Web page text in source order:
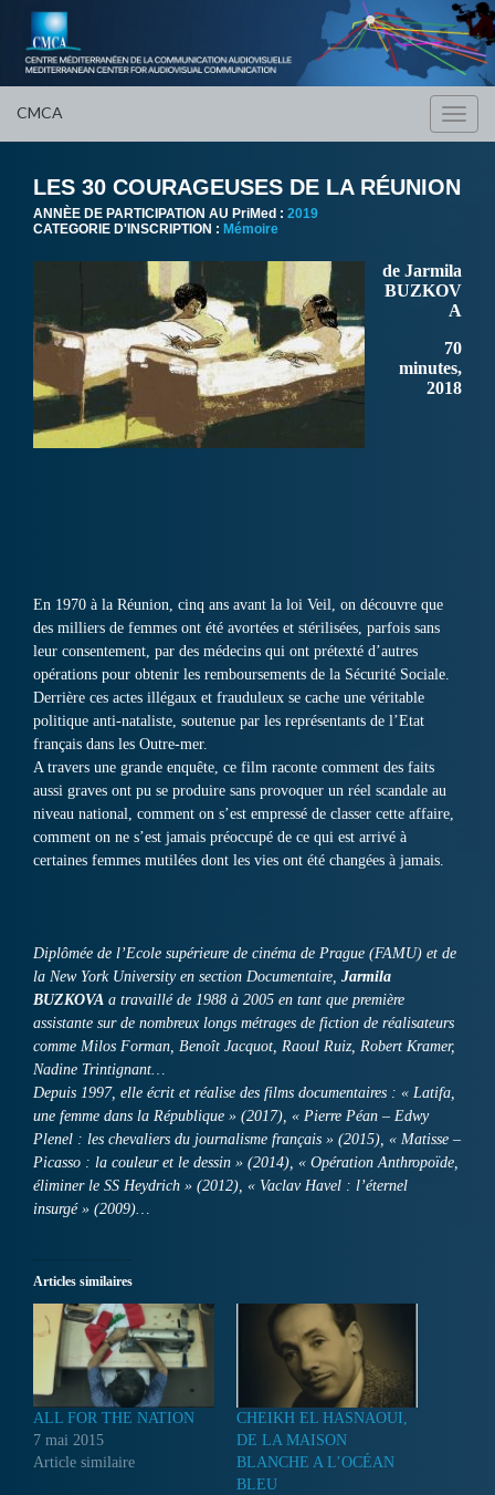
CMCA
LES 30 COURAGEUSES DE LA RÉUNION
ANNÈE DE PARTICIPATION AU PriMed : 2019
CATEGORIE D'INSCRIPTION : Mémoire
de Jarmila
BUZKOV
A
70
minutes,
2018
En 1970 à la Réunion, cinq ans avant la loi Veil, on découvre que
des milliers de femmes ont été avortées et stérilisées, parfois sans
leur consentement, par des médecins qui ont prétexté d’autres
opérations pour obtenir les remboursements de la Sécurité Sociale.
Derrière ces actes illégaux et frauduleux se cache une véritable
politique anti-nataliste, soutenue par les représentants de l’Etat
français dans les Outre-mer.
A travers une grande enquête, ce film raconte comment des faits
aussi graves ont pu se produire sans provoquer un réel scandale au
niveau national, comment on s’est empressé de classer cette affaire,
comment on ne s’est jamais préoccupé de ce qui est arrivé à
certaines femmes mutilées dont les vies ont été changées à jamais.
Diplômée de l’Ecole supérieure de cinéma de Prague (FAMU) et de
la New York University en section Documentaire, Jarmila
BUZKOVA a travaillé de 1988 à 2005 en tant que première
assistante sur de nombreux longs métrages de fiction de réalisateurs
comme Milos Forman, Benoît Jacquot, Raoul Ruiz, Robert Kramer,
Nadine Trintignant…
Depuis 1997, elle écrit et réalise des films documentaires : « Latifa,
une femme dans la République » (2017), « Pierre Péan – Edwy
Plenel : les chevaliers du journalisme français » (2015), « Matisse –
Picasso : la couleur et le dessin » (2014), « Opération Anthropoïde,
éliminer le SS Heydrich » (2012), « Vaclav Havel : l’éternel
insurgé » (2009)…
Articles similaires
ALL FOR THE NATION
7 mai 2015
Article similaire
CHEIKH EL HASNAOUI,
DE LA MAISON
BLANCHE A L’OCÉAN
BLEU